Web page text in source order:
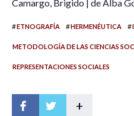
Camargo, Brigido | de Alba
#ETNOGRAFÍA #HERMENÉUTICA #
METODOLOGÍA DE LAS CIENCIAS
REPRESENTACIONES SOCIALES
+